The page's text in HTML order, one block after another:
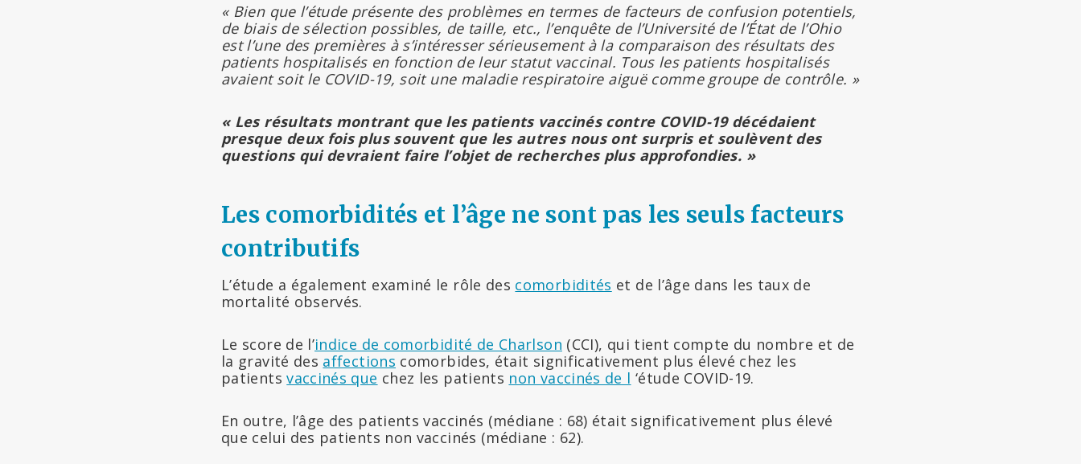
« Bien que l’étude présente des problèmes en termes de facteurs de confusion potentiels,
de biais de sélection possibles, de taille, etc., l’enquête de l’Université de l’État de l’Ohio
est l’une des premières à s’intéresser sérieusement à la comparaison des résultats des
patients hospitalisés en fonction de leur statut vaccinal. Tous les patients hospitalisés
avaient soit le COVID-19, soit une maladie respiratoire aiguë comme groupe de contrôle. »
« Les résultats montrant que les patients vaccinés contre COVID-19 décédaient
presque deux fois plus souvent que les autres nous ont surpris et soulèvent des
questions qui devraient faire l’objet de recherches plus approfondies. »
Les comorbidités et l’âge ne sont pas les seuls facteurs
contributifs
L’étude a également examiné le rôle des comorbidités et de l’âge dans les taux de
mortalité observés.
Le score de l’indice de comorbidité de Charlson (CCI), qui tient compte du nombre et de
la gravité des affections comorbides, était significativement plus élevé chez les
patientsvaccinés que chez les patients non vaccinés de l ‘étude COVID-19.
En outre, l’âge des patients vaccinés (médiane : 68) était significativement plus élevé
que celui des patients non vaccinés (médiane : 62).